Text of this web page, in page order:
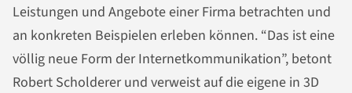
Leistungen und Angebote einer Firma betrachten und
an konkreten Beispielen erleben können. “Das ist eine
völlig neue Form der Internetkommunikation”, betont
Robert Scholderer und verweist auf die eigene in 3D